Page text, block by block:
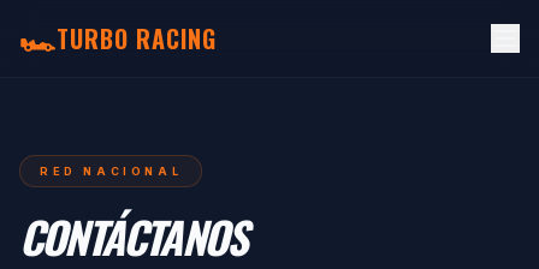
🏎️TURBO RACING
RED NACIONAL
CONTÁCTANOS